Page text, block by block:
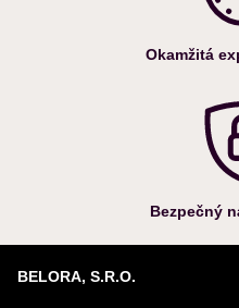
Okamžitá
Bezpečný
BELORA, S.R.O.